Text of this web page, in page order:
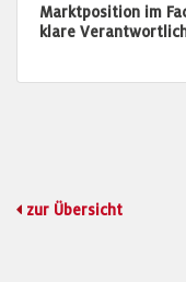
Marktposition im
klare
zur Übersicht